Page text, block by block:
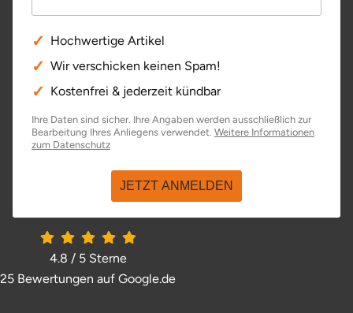
Hochwertige Artikel
Wir verschicken keinen Spam!
Kostenfrei & jederzeit kündbar
Ihre Daten sind sicher. Ihre Angaben werden ausschließlich zur
Bearbeitung Ihres Anliegens verwendet. Weitere Informationen
zum Datenschutz
JETZT ANMELDEN
4.8 / 5Sterne
25 Bewertungen auf Google.de